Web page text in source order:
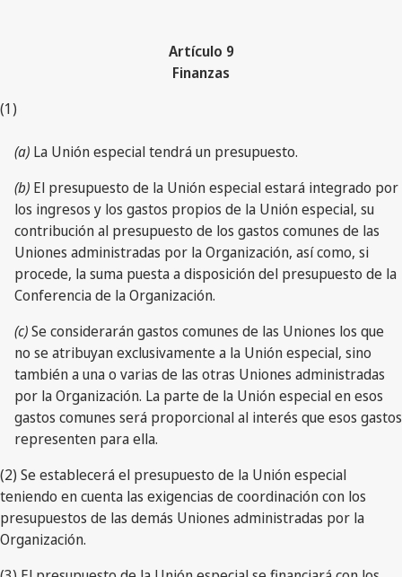
Artículo 9
Finanzas
(1)
(a) La Unión especial tendrá un presupuesto.
(b) El presupuesto de la Unión especial estará integrado por
los ingresos y los gastos propios de la Unión especial, su
contribución al presupuesto de los gastos comunes de las
Uniones administradas por la Organización, así como, si
procede, la suma puesta a disposición del presupuesto de la
Conferencia de la Organización.
(c)Se considerarán gastos comunes de las Uniones los que
no se atribuyan exclusivamente a la Unión especial, sino
también a una o varias de las otras Uniones administradas
por la Organización. La parte de la Unión especial en esos
gastos comunes será proporcional al interés que esos gastos
representen para ella.
(2) Se establecerá el presupuesto de la Unión especial
teniendo en cuenta las exigencias de coordinación con los
presupuestos de las demás Uniones administradas por la
Organización.